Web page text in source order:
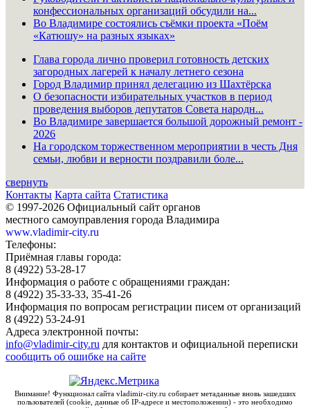
конфессиональных организаций обсудили на...
Во Владимире состоялись съёмки проекта «Поём
«Катюшу» на разных языках»
Глава города лично проверил готовность детских
загородных лагерей к началу летнего сезона
Город Владимир принял делегацию из Шахтёрска
О безопасности избирательных участков в период
проведения выборов депутатов Совета народн...
Во Владимире завершается большой дорожный ремонт -
2026
На городском торжественном мероприятии в честь Дня
семьи, любви и верности поздравили боле...
свернуть
Контакты Карта сайта Статистика
© 1997-2026 Официальный сайт органов
местного самоуправления города Владимира
www.vladimir-city.ru
Телефоны:
Приёмная главы города:
8 (4922) 53-28-17
Информация о работе с обращениями граждан:
8 (4922) 35-33-33, 35-41-26
Информация по вопросам регистрации писем от организаций
8 (4922) 53-24-91
Адреса электронной почты:
info@vladimir-city.ru для контактов и официальной переписки
сообщить об ошибке на сайте
Внимание! Функционал сайта vladimir-city.ru собирает метаданные вновь зашедших
пользователей (cookie, данные об IP-адресе и местоположении) - это необходимо